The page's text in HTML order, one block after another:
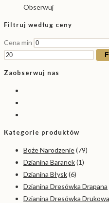
Obserwuj
Filtruj według ceny
Cena min
Zaobserwuj nas
Kategorie produktów
Boże Narodzenie(79)
Dzianina Baranek(1)
Dzianina Błysk(6)
Dzianina Dresówka Drapana
Dzianina Dresówka